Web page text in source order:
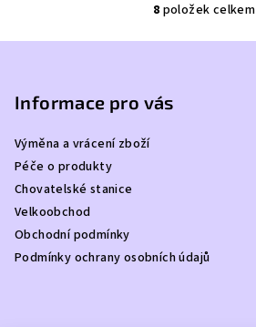
O
v
k
8 položek celkem
Informace pro vás
Výměna a vrácení zboží
Péče o produkty
Chovatelské stanice
Velkoobchod
Obchodní podmínky
Podmínky ochrany osobních údajů